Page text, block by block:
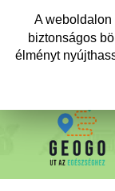
A weboldalon
biztonságos
élményt